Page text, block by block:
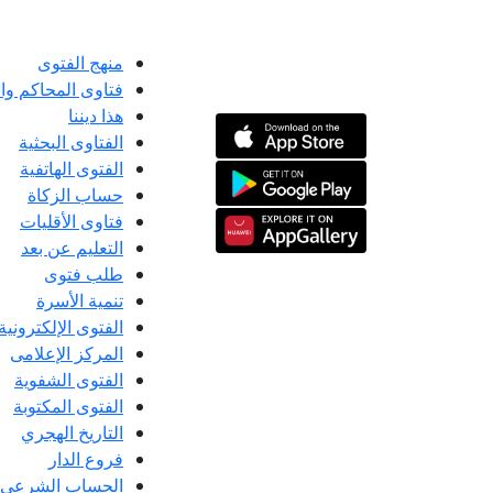
منهج الفتوى
فتاوى المحاكم
هذا ديننا
الفتاوى البحثية
الفتوى الهاتفية
حساب الزكاة
فتاوى الأقليات
التعليم عن بعد
طلب فتوى
تنمية الأسرة
الفتوى الإلكترونية
المركز الإعلامى
الفتوى الشفوية
الفتوى المكتوبة
التاريخ الهجري
فروع الدار
الحساب الشرعي